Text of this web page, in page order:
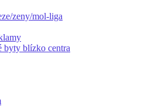
zeny/mol-liga
byty blízko centra